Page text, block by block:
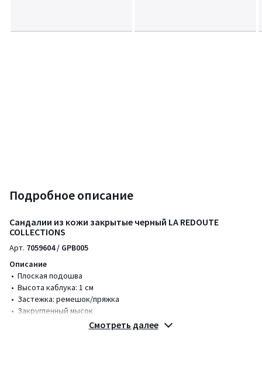
Подробное описание
Сандалии из кожи закрытые черный LA REDOUTE
COLLECTIONS
Арт. 7059604 / GPB005
Описание
• Плоская подошва
• Высота каблука: 1 см
• Застежка: ремешок/пряжка
• Закругленный мысок
Смотреть далее